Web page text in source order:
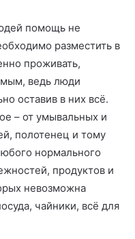
помощь не
разместить в
проживать,
ведь люди
оставив в них всё.
– от умывальных и
полотенец и тому
нормального
продуктов и
невозможна
чайники, всё для